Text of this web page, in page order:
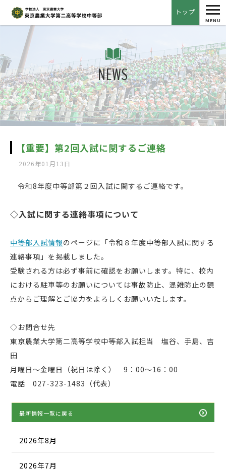
トップ
MENU
NEWS
【重要】第2回入試に関するご連絡
2026年01月13日
令和8年度中等部第２回入試に関するご連絡です。
◇入試に関する連絡事項について
中等部入試情報のページに「令和８年度中等部入試に関する
連絡事項」を掲載しました。
受験される方は必ず事前に確認をお願いします。特に、校内
における駐車等のお願いについては事故防止、混雑防止の観
点からご理解とご協力をよろしくお願いいたします。
◇お問合せ先
東京農業大学第二高等学校中等部入試担当 塩谷、手島、吉
田
月曜日〜金曜日（祝日は除く） 9：00〜16：00
電話 027-323-1483（代表）
最新情報一覧に戻る
2026年8月
2026年7月